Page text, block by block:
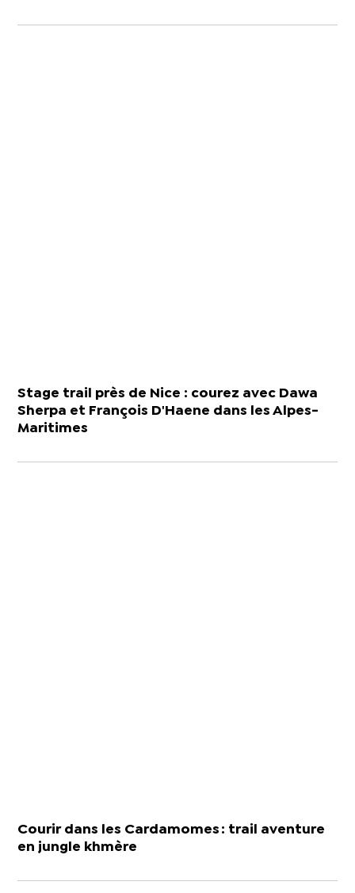
Stage trail près de Nice : courez avec Dawa
Sherpa et François D'Haene dans les Alpes-
Maritimes
Courir dans les Cardamomes : trail aventure
en jungle khmère